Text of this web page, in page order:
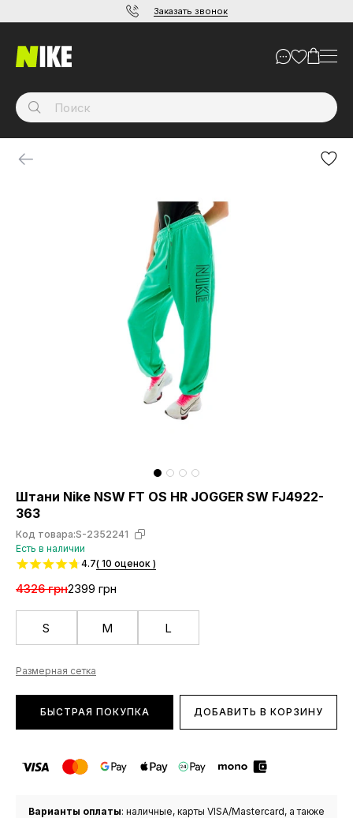
Заказать звонок
Штани Nike NSW FT OS HR JOGGER SW FJ4922-
363
Код товара:S-2352241
Есть в наличии
4.7( 10 оценок )
4326 грн2399 грн
S M L
Размерная сетка
БЫСТРАЯ ПОКУПКА ДОБАВИТЬ В КОРЗИНУ
Варианты оплаты: наличные, карты VISA/Mastercard, а также